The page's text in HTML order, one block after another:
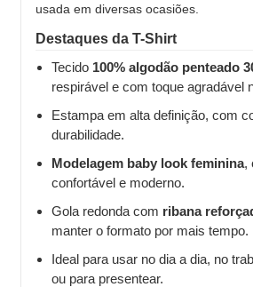
usada em diversas ocasiões.
Destaques da T-Shirt
Tecido 100% algodão penteado
respirável e com toque agradável
Estampa em alta definição, com
durabilidade.
Modelagem baby look feminina,
confortável e moderno.
Gola redonda com ribana
manter o formato por mais tempo.
Ideal para usar no dia a dia, no
ou para presentear.